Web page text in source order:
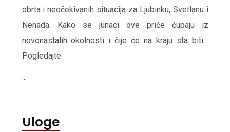
obrta i neočekivanih situacija za Ljubinku, Svetlanu i
Nenada. Kako se junaci ove priče čupaju iz
novonastalih okolnosti i čije će na kraju sta biti…
Pogledajte.
...
Uloge